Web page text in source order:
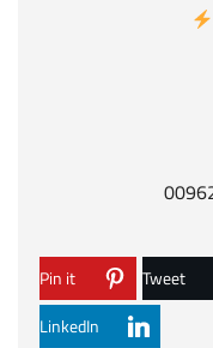
Tweet
Pin it
LinkedIn